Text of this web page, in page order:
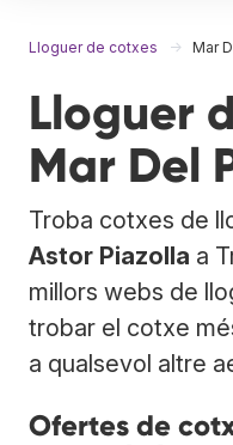
Lloguer de cotxes Mar
Lloguer
Mar Del
Troba cotxes de
Astor Piazolla a
millors webs de
trobar el cotxe
a qualsevol altre
Ofertes de